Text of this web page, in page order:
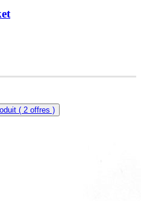
( 2 offres )